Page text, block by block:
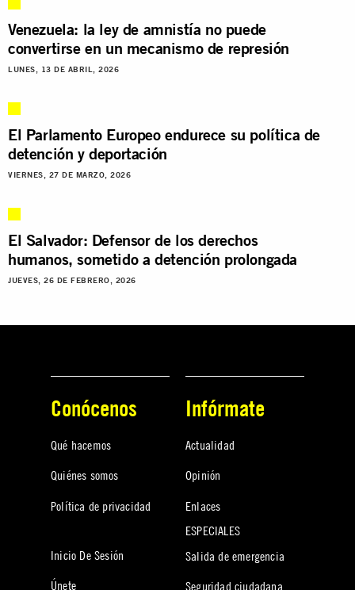
Venezuela: la ley de amnistía no puede
convertirse en un mecanismo de represión
LUNES, 13 DE ABRIL, 2026
El Parlamento Europeo endurece su política de
detención y deportación
VIERNES, 27 DE MARZO, 2026
El Salvador: Defensor de los derechos
humanos, sometido a detención prolongada
JUEVES, 26 DE FEBRERO, 2026
Conócenos
Qué hacemos
Quiénes somos
Política de privacidad
Inicio De Sesión
Únete
Infórmate
Actualidad
Opinión
Enlaces
ESPECIALES
Salida de emergencia
Seguridad ciudadana